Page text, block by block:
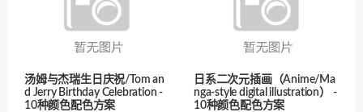
汤姆与杰瑞生日庆祝/Tom an
d Jerry Birthday Celebration -
10种颜色配色方案
日系二次元插画（Anime/Ma
nga-style digital illustration） -
10种颜色配色方案